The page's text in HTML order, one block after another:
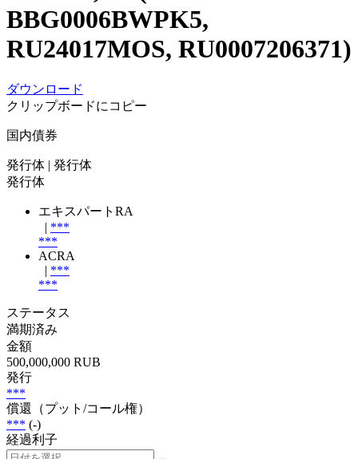
BBG0006BWPK5,
RU24017MOS, RU0007206371)
ダウンロード
クリップボードにコピー
国内債券
発行体 | 発行体
発行体
エキスパートRA
| ***
***
ACRA
| ***
***
ステータス
満期済み
金額
500,000,000 RUB
発行
***
償還（プット/コール権）
*** (-)
経過利子